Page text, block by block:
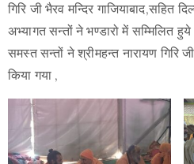
गिरि जी भैरव मन्दिर गाजियाबाद,सहित
अभ्यागत सन्तों ने भण्डारो में सम्मिलित
समस्त सन्तों ने श्रीमहन्त नारायण गिरि
किया गया ,